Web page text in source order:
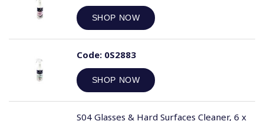
SHOP NOW
Code:0S2883
SHOP NOW
S04 Glasses & Hard Surfaces Cleaner, 6 x